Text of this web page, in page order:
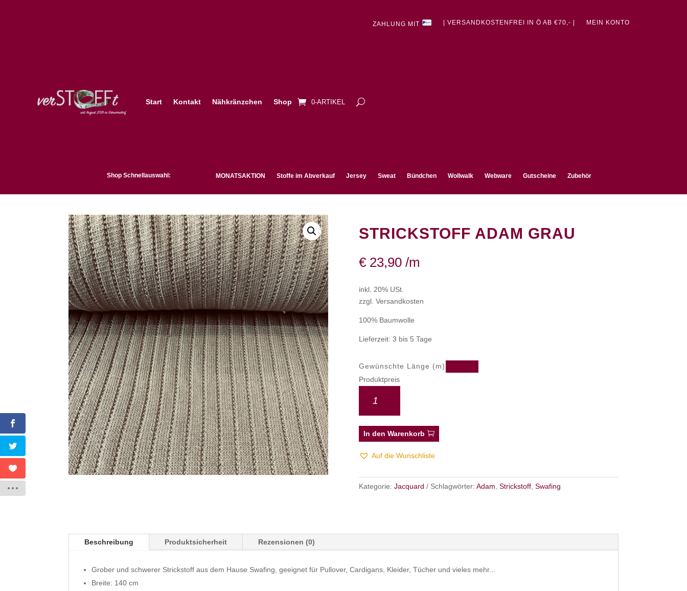
ZAHLUNG MIT | VERSANDKOSTENFREI IN Ö AB €70,- | MEIN KONTO
Start Kontakt Nähkränzchen Shop 0-ARTIKEL
Shop Schnellauswahl: MONATSAKTION Stoffe im Abverkauf Jersey Sweat Bündchen Wollwalk Webware Gutscheine Zubehör
STRICKSTOFF ADAM GRAU
€23,90/m
inkl. 20% USt.
zzgl. Versandkosten
100% Baumwolle
Lieferzeit: 3 bis 5 Tage
Gewünschte Länge (m)
Produktpreis
In den Warenkorb
Auf die Wunschliste
Kategorie: Jacquard Schlagwörter: Adam Strickstoff, Swafing
Beschreibung Produktsicherheit Rezensionen (0)
Grober und schwerer Strickstoff aus dem Hause Swafing, geeignet für Pullover, Cardigans, Kleider, Tücher und vieles mehr...
Breite: 140 cm